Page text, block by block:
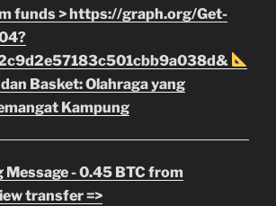
funds > https://graph.org/Get-
Basket: Olahraga yang
Kampung
Message - 0.45 BTC from
transfer =>